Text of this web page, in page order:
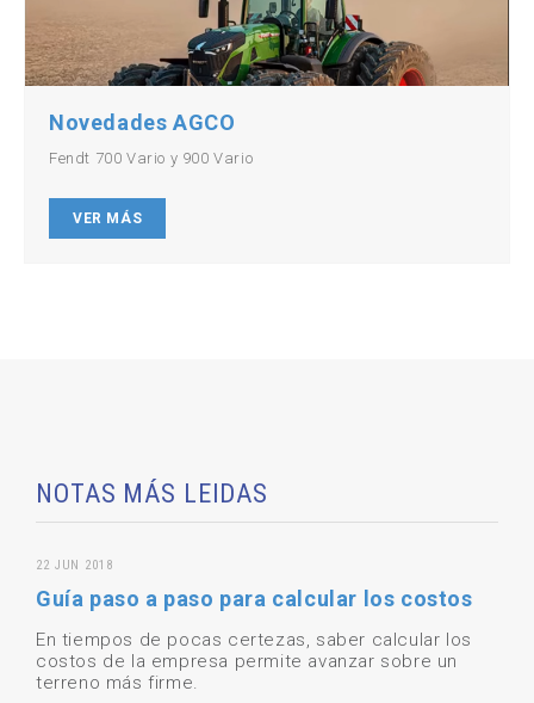
Novedades AGCO
Fendt 700 Vario y 900 Vario
VER MÁS
NOTAS MÁS LEIDAS
22 JUN 2018
Guía paso a paso para calcular los costos
En tiempos de pocas certezas, saber calcular los
costos de la empresa permite avanzar sobre un
terreno más firme.